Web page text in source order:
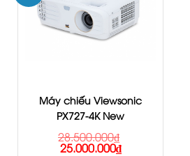
Máy chiếu Viewsonic
PX727-4K New
28.500.000₫
25.000.000₫